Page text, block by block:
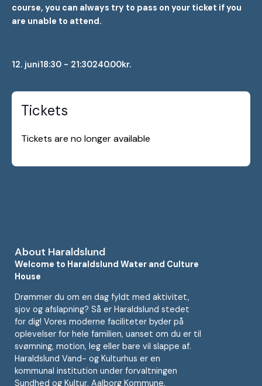
course, you can always try to pass on your ticket if you
are unable to attend.
12. juni18:30 - 21:30240.00kr.
Tickets
Tickets are no longer available
About Haraldslund
Welcome to Haraldslund Water and Culture
House
Drømmer du om en dag fyldt med aktivitet,
sjov og afslapning? Så er Haraldslund stedet
for dig! Vores moderne faciliteter byder på
oplevelser for hele familien, uanset om du er til
svømning, motion, leg eller bare vil slappe af.
Haraldslund Vand- og Kulturhus er en
kommunal institution under forvaltningen
Sundhed og Kultur, Aalborg Kommune.